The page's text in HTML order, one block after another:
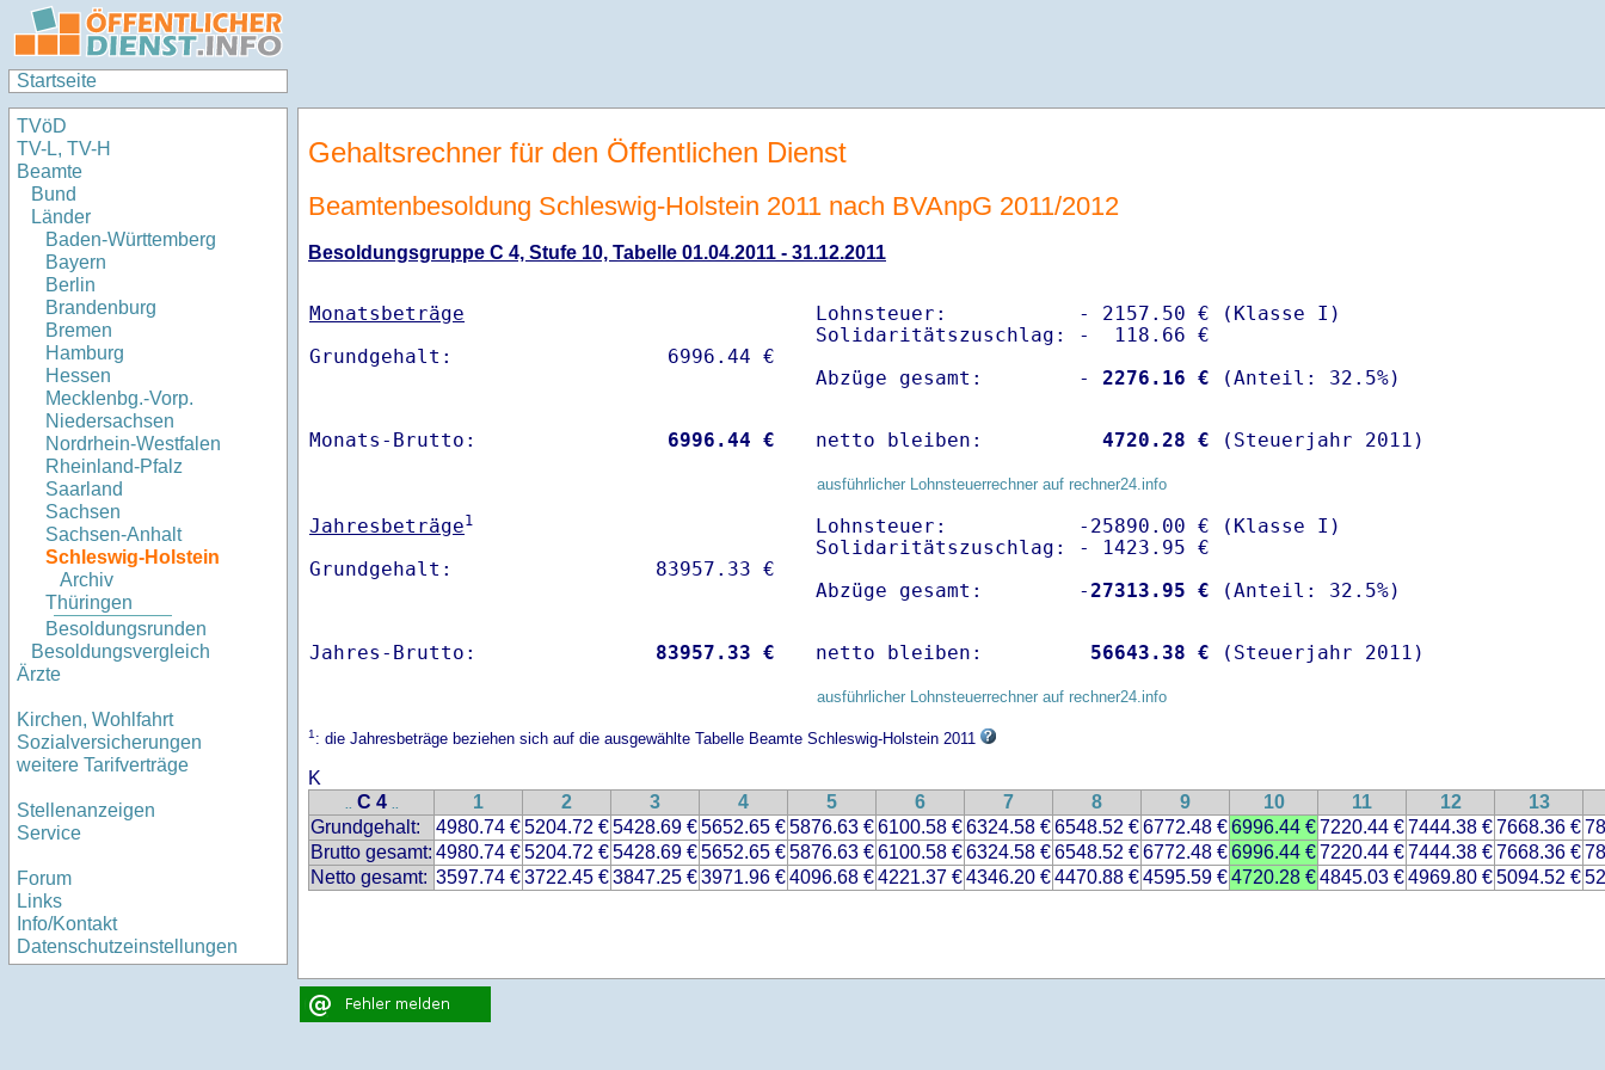
Startseite
TVöD
TV-L, TV-H
Beamte
Bund
Länder
Baden-Württemberg
Bayern
Berlin
Brandenburg
Bremen
Hamburg
Hessen
Mecklenbg.-Vorp.
Niedersachsen
Nordrhein-Westfalen
Rheinland-Pfalz
Saarland
Sachsen
Sachsen-Anhalt
Schleswig-Holstein
Archiv
Thüringen
Besoldungsrunden
Besoldungsvergleich
Ärzte
Kirchen, Wohlfahrt
Sozialversicherungen
weitere Tarifverträge
Stellenanzeigen
Service
Forum
Links
Info/Kontakt
Datenschutzeinstellungen
Gehaltsrechner für den Öffentlichen Dienst
Beamtenbesoldung Schleswig-Holstein 2011 nach BVAnpG 2011/2012
Besoldungsgruppe C 4, Stufe 10, Tabelle 01.04.2011 - 31.12.2011
Monatsbeträge
Lohnsteuer:           - 2157.50 € (Klasse I)
Solidaritätszuschlag: -  118.66 €
Abzüge gesamt:        -
2276.16 €
Monats-Brutto: 6996.44 € netto bleiben: 4720.28 € (Steuerjahr 2011)
ausführlicher Lohnsteuerrechner auf rechner24.info
Jahresbeträge1
Lohnsteuer:           -25890.00 € (Klasse I)
Solidaritätszuschlag: - 1423.95 €
Abzüge gesamt:        -27313.95 €
Jahres-Brutto: 83957.33 € netto bleiben: 56643.38 € (Steuerjahr 2011)
ausführlicher Lohnsteuerrechner auf rechner24.info
1: die Jahresbeträge beziehen sich auf die ausgewählte Tabelle Beamte Schleswig-Holstein 2011
K
.. C 4 .. 1 2 3 4 5 6 7 8 9 10 11 12
13
Grundgehalt:
4980.74 €5204.72 €5428.69 €5652.65 €5876.63 €6100.58 €6324.58 €6548.52 €6772.48 €6996.44 €7220.44 €7444.38 €7668.36 €
Brutto gesamt: 4980.74 €5204.72 €5428.69 €5652.65 €5876.63 €6100.58 €6324.58 €6548.52 €6772.48 €6996.44 €7220.44 €7444.38 €7668.36 €
Netto gesamt: 3597.74 €3722.45 €3847.25 €3971.96 €4096.68 €4221.37 €4346.20 €4470.88 €4595.59 €4720.28 €4845.03 €4969.80 €5094.52 €